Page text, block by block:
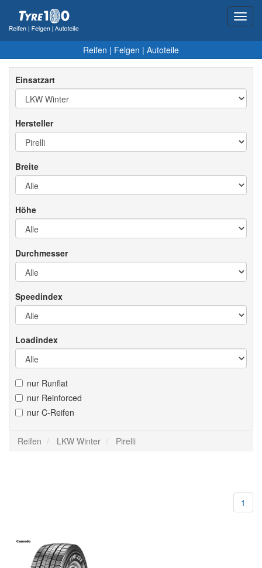
Reifen | Felgen | Autoteile
Einsatzart
Hersteller
Breite
Höhe
Durchmesser
Speedindex
Loadindex
nur Runflat
nur Reinforced
nur C-Reifen
Reifen LKW Winter Pirelli
1